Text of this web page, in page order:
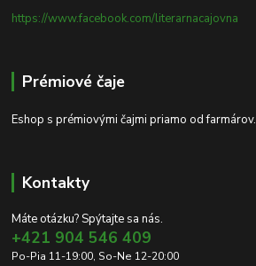
https://www.facebook.com/literarnacajovna
Prémiové čaje
Eshop s prémiovými čajmi priamo od farmárov.
Kontakty
Máte otázku? Spýtajte sa nás.
+421 904 546 409
Po-Pia 11-19:00, So-Ne 12-20:00